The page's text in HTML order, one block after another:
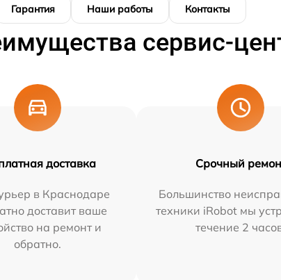
Гарантия Наши работы Контакты
сервис-
доставка
в Краснодаре
доставит ваше
на ремонт и
обратно.
Срочный
Большинство
техники iRobot мы
течение 2